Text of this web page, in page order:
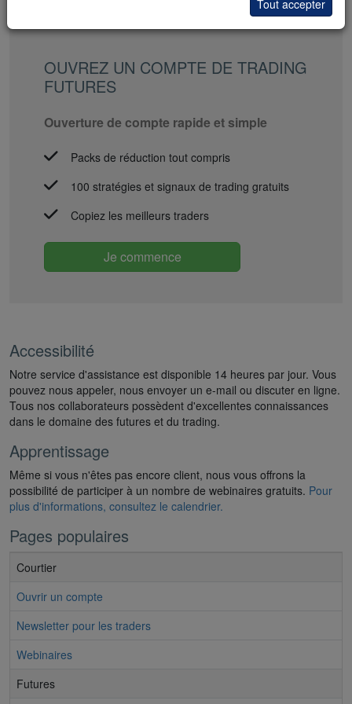
OUVREZ UN COMPTE DE TRADING
FUTURES
Ouverture de compte rapide et simple
Packs de réduction tout compris
100 stratégies et signaux de trading gratuits
Copiez les meilleurs traders
Je commence
Accessibilité
Notre service d'assistance est disponible 14 heures par jour. Vous
pouvez nous appeler, nous envoyer un e-mail ou discuter en ligne.
Tous nos collaborateurs possèdent d'excellentes connaissances
dans le domaine des futures et du trading.
Apprentissage
Même si vous n'êtes pas encore client, nous vous offrons la
possibilité de participer à un nombre de webinaires gratuits. Pour
plus d'informations, consultez le calendrier.
Pages populaires
Courtier
Ouvrir un compte
Newsletter pour les traders
Webinaires
Futures
Tout accepter